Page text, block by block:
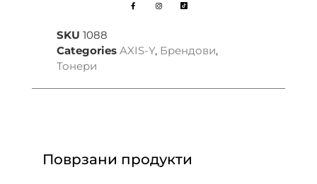
SKU 1088
Categories AXIS-Y, Брендови,
Тонери
Поврзани продукти